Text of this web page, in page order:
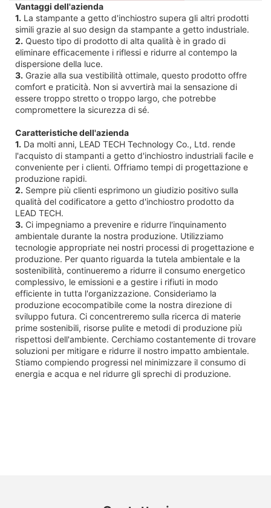
Vantaggi dell'azienda
1. La stampante a getto d'inchiostro supera gli altri prodotti
simili grazie al suo design da stampante a getto industriale.
2. Questo tipo di prodotto di alta qualità è in grado di
eliminare efficacemente i riflessi e ridurre al contempo la
dispersione della luce.
3. Grazie alla sua vestibilità ottimale, questo prodotto offre
comfort e praticità. Non si avvertirà mai la sensazione di
essere troppo stretto o troppo largo, che potrebbe
compromettere la sicurezza di sé.
Caratteristiche dell'azienda
1. Da molti anni, LEAD TECH Technology Co., Ltd. rende
l'acquisto di stampanti a getto d'inchiostro industriali facile e
conveniente per i clienti. Offriamo tempi di progettazione e
produzione rapidi.
2. Sempre più clienti esprimono un giudizio positivo sulla
qualità del codificatore a getto d'inchiostro prodotto da
LEAD TECH.
3. Ci impegniamo a prevenire e ridurre l'inquinamento
ambientale durante la nostra produzione. Utilizziamo
tecnologie appropriate nei nostri processi di progettazione e
produzione. Per quanto riguarda la tutela ambientale e la
sostenibilità, continueremo a ridurre il consumo energetico
complessivo, le emissioni e a gestire i rifiuti in modo
efficiente in tutta l'organizzazione. Consideriamo la
produzione ecocompatibile come la nostra direzione di
sviluppo futura. Ci concentreremo sulla ricerca di materie
prime sostenibili, risorse pulite e metodi di produzione più
rispettosi dell'ambiente. Cerchiamo costantemente di trovare
soluzioni per mitigare e ridurre il nostro impatto ambientale.
Stiamo compiendo progressi nel minimizzare il consumo di
energia e acqua e nel ridurre gli sprechi di produzione.